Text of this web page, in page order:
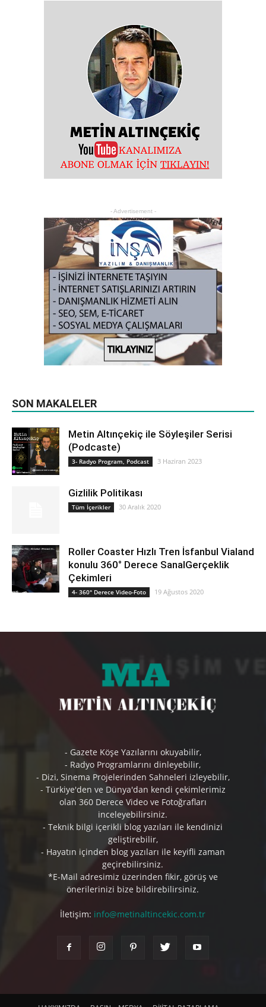
- Advertisement -
SON MAKALELER
Metin Altınçekiç ile Söyleşiler Serisi
(Podcaste)
3- Radyo Program, Podcast 3 Haziran 2023
Gizlilik Politikası
Tüm İçerikler 30 Aralık 2020
Roller Coaster Hızlı Tren İsfanbul Vialand
konulu 360° Derece SanalGerçeklik
Çekimleri
4- 360° Derece Video-Foto 19 Ağustos 2020
- Gazete Köşe Yazılarını okuyabilir,
- Radyo Programlarını dinleyebilir,
- Dizi, Sinema Projelerinden Sahneleri izleyebilir,
- Türkiye'den ve Dünya'dan kendi çekimlerimiz
olan 360 Derece Video ve Fotoğrafları
inceleyebilirsiniz.
- Teknik bilgi içerikli blog yazıları ile kendinizi
geliştirebilir,
- Hayatın içinden blog yazıları ile keyifli zaman
geçirebilirsiniz.
*E-Mail adresimiz üzerinden fikir, görüş ve
önerilerinizi bize bildirebilirsiniz.
İletişim: info@metinaltincekic.com.tr